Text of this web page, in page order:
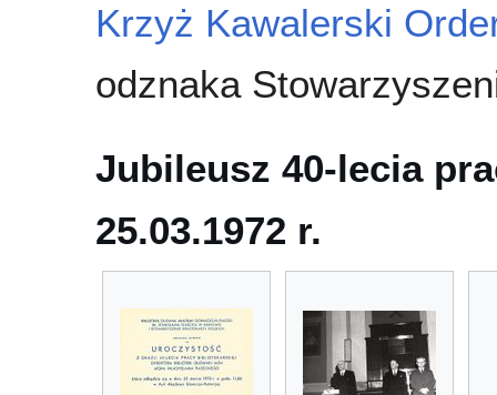
Krzyż Kawalerski
odznaka
Jubileusz 40-lecia
25.03.1972 r.